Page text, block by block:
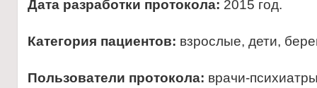
Дата разработки протокола: 2015 год.
Категория пациентов: взрослые, дети,
Пользователи протокола: врачи-